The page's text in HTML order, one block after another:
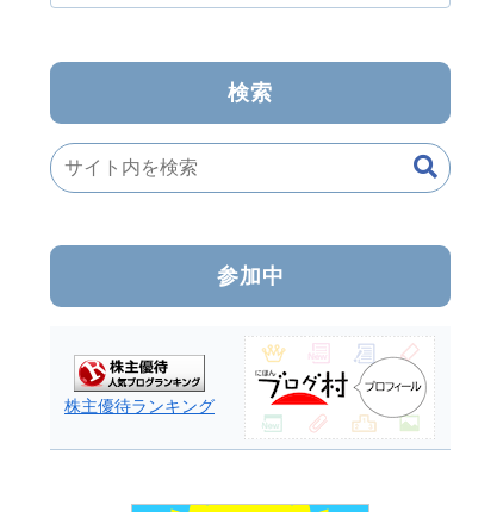
検索
参加中
株主優待ランキング